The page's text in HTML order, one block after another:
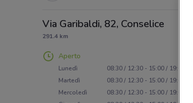
Via Garibaldi, 82, Conselice
291.4 km
Aperto
Lunedì
08:30 / 12:30 - 15:00 / 19:00
Martedì
08:30 / 12:30 - 15:00 / 19:00
Mercoledì
08:30 / 12:30 - 15:00 / 19:00